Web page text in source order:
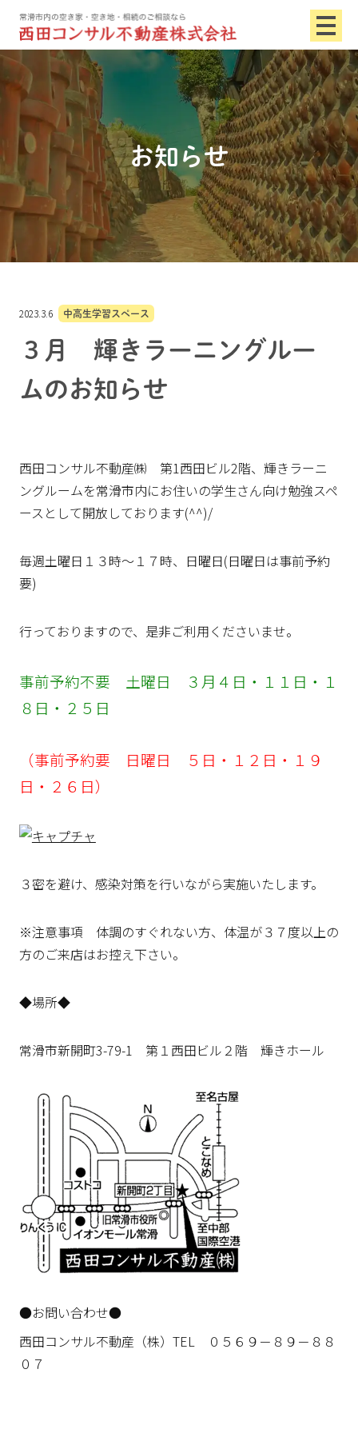
お知らせ
2023.3.6 中高生学習スペース
３月 輝きラーニングルー
ムのお知らせ
西田コンサル不動産㈱ 第1西田ビル2階、輝きラーニ
ングルームを常滑市内にお住いの学生さん向け勉強スペ
ースとして開放しております(^^)/
毎週土曜日１３時～１７時、日曜日(日曜日は事前予約
要)
行っておりますので、是非ご利用くださいませ。
事前予約不要 土曜日 ３月４日・１１日・１
８日・２５日
（事前予約要 日曜日 ５日・１２日・１９
日・２６日）
３密を避け、感染対策を行いながら実施いたします。
※注意事項 体調のすぐれない方、体温が３７度以上の
方のご来店はお控え下さい。
◆場所◆
常滑市新開町3-79-1 第１西田ビル２階 輝きホール
●お問い合わせ●
西田コンサル不動産（株）TEL ０５６９－８９－８８
０７